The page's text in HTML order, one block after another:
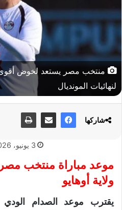
منتخب مصر يستعد لخوض أقوى
لنهائيات المونديال
3 يونيو، 2026
موعد مباراة منتخب مصر
ولاية أوهايو
يقترب موعد الصدام الودي
شاركها